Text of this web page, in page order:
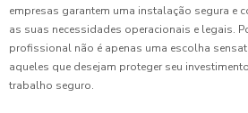
empresas garantem uma instalação segura e
as suas necessidades operacionais e legais.
profissional não é apenas uma escolha
aqueles que desejam proteger seu
trabalho seguro.